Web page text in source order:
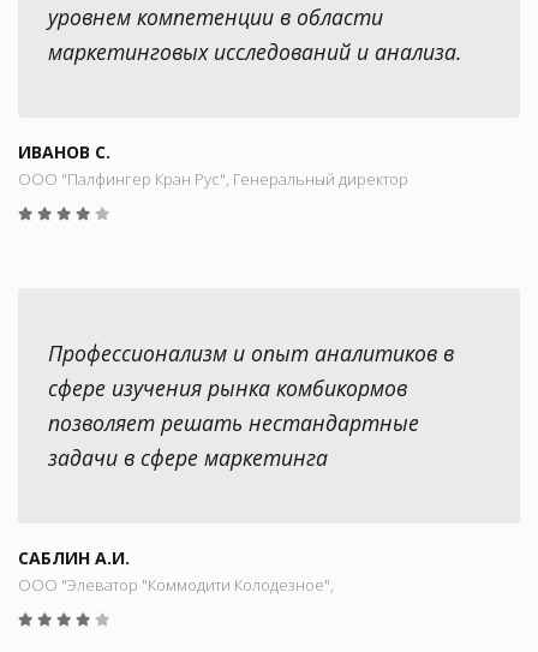
уровнем компетенции в области
маркетинговых исследований и анализа.
ИВАНОВ С.
ООО "Палфингер Кран Рус", Генеральный директор
Профессионализм и опыт аналитиков в
сфере изучения рынка комбикормов
позволяет решать нестандартные
задачи в сфере маркетинга
САБЛИН А.И.
ООО "Элеватор "Коммодити Колодезное",